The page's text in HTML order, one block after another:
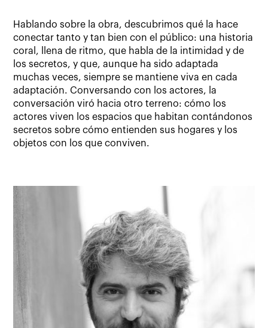
Hablando sobre la obra, descubrimos qué la hace
conectar tanto y tan bien con el público: una historia
coral, llena de ritmo, que habla de la intimidad y de
los secretos, y que, aunque ha sido adaptada
muchas veces, siempre se mantiene viva en cada
adaptación. Conversando con los actores, la
conversación viró hacia otro terreno: cómo los
actores viven los espacios que habitan contándonos
secretos sobre cómo entienden sus hogares y los
objetos con los que conviven.